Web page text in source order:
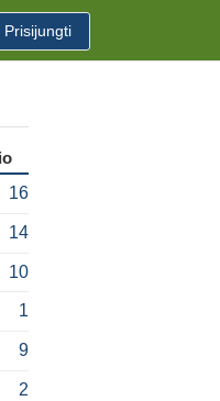
Prisijungti
16
14
10
1
9
2